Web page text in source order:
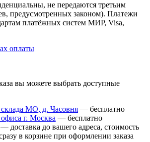
не передаются третьим
предусмотренных законом). Платежи
платёжных систем МИР, Visa,
оплаты
вы можете выбрать доступные
МО, д. Часовня — бесплатно
г. Москва — бесплатно
до вашего адреса, стоимость
в корзине при оформлении заказа